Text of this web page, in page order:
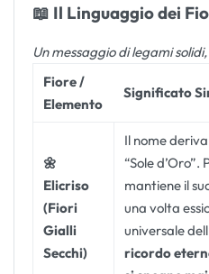
📖 Il Linguaggio dei
Un messaggio di legami
Fiore /
Elemento
Significato
🌼
Elicriso
(Fiori
Gialli
Secchi)
Il nome
“Sole
mantiene il
una volta
universale
ricordo